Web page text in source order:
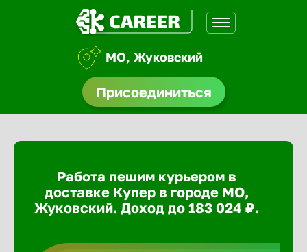
МО, Жуковский
Присоединиться
Работа пешим курьером в
доставке Купер в городе МО,
Жуковский. Доход до 183 024 ₽.